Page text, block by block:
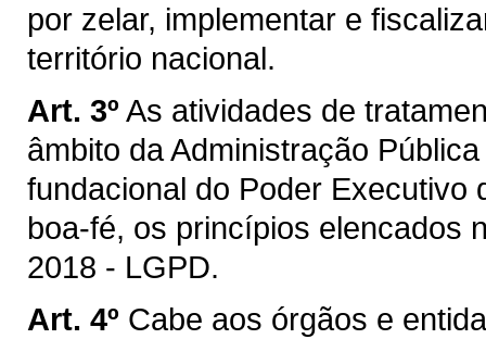
por zelar, implementar e
território nacional.
Art. 3º As atividades de
âmbito da Administração
fundacional do Poder Executivo
boa-fé, os princípios elencados
2018 - LGPD.
Art. 4º Cabe aos órgãos e